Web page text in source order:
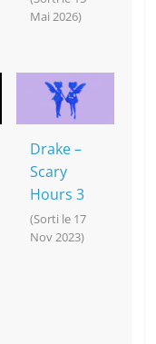
Mai 2026)
Drake –
Scary
Hours 3
(Sorti le 17
Nov 2023)